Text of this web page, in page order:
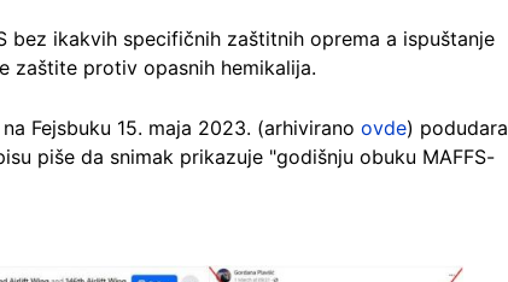
bez ikakvih specifičnih zaštitnih oprema a ispuštanje
zaštite protiv opasnih hemikalija.
na Fejsbuku 15. maja 2023. (arhivirano ovde) podudara
piše da snimak prikazuje "godišnju obuku MAFFS-